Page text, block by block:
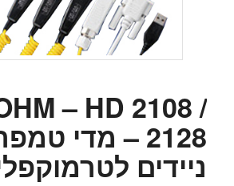
– HD 2108 /
2128 – מדי
ניידים